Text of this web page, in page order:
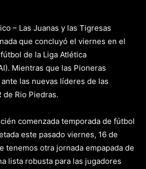
– Las Juanas y las Tigresas
que concluyó el viernes en el
de la Liga Atlética
Mientras que las Pioneras
las nuevas líderes de las
de Rio Piedras.
comenzada temporada de fútbol
este pasado viernes, 16 de
tenemos otra jornada empapada de
lista robusta para las jugadores